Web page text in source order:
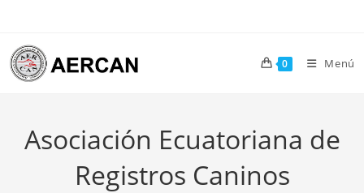
contenido
0 Menú
Asociación Ecuatoriana de
Registros Caninos